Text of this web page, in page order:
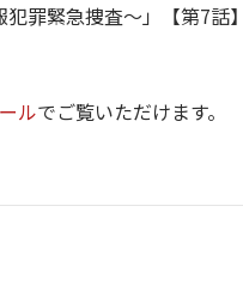
罪緊急捜査～」【第7話
ルでご覧いただけます。